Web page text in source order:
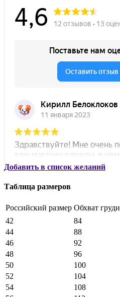
Добавить в список желаний
Таблица размеров
Российский размер Обхват груди
42
84
44
88
46
92
48
96
50
100
52
104
54
108